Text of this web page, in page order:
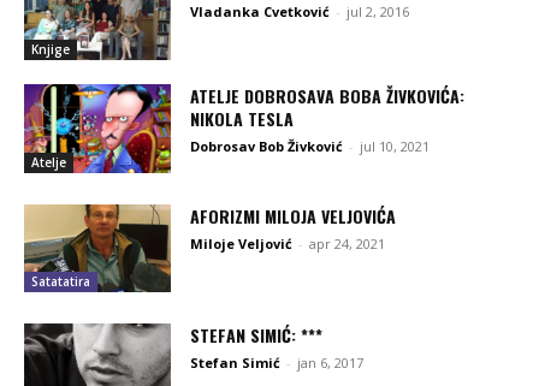
Knjige
Vladanka Cvetković - jul 2, 2016
Atelje
ATELJE DOBROSAVA BOBA ŽIVKOVIĆA:
NIKOLA TESLA
Dobrosav Bob Živković - jul 10, 2021
Satatatira
AFORIZMI MILOJA VELJOVIĆA
Miloje Veljović - apr 24, 2021
STEFAN SIMIĆ: ***
Stefan Simić - jan 6, 2017